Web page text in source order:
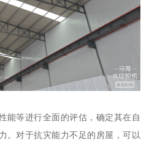
能等进行全面的评估，确定其在自
。对于抗灾能力不足的房屋，可以